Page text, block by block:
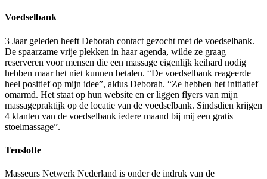
Voedselbank
3 Jaar geleden heeft Deborah contact gezocht met de voedselbank.
De spaarzame vrije plekken in haar agenda, wilde ze graag
reserveren voor mensen die een massage eigenlijk keihard nodig
hebben maar het niet kunnen betalen. “De voedselbank reageerde
heel positief op mijn idee”, aldus Deborah. “Ze hebben het initiatief
omarmd. Het staat op hun website en er liggen flyers van mijn
massagepraktijk op de locatie van de voedselbank. Sindsdien krijgen
4 klanten van de voedselbank iedere maand bij mij een gratis
stoelmassage”.
Tenslotte
Masseurs Netwerk Nederland is onder de indruk van de